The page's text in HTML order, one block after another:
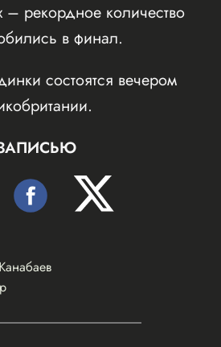
рекордное количество
в финал.
состоятся вечером